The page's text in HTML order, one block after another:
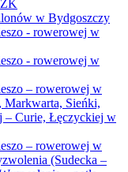
w Bydgoszczy
- rowerowej w
- rowerowej w
– rowerowej w
Markwarta, Sieńki,
– Curie, Łęczyckiej w
– rowerowej w
(Sudecka –